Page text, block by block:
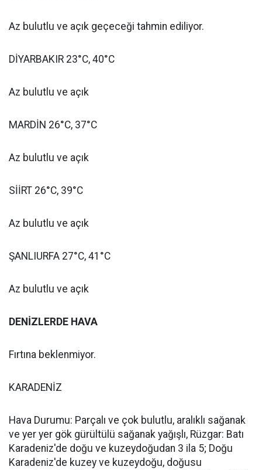
Az bulutlu ve açık geçeceği tahmin ediliyor.
DİYARBAKIR 23°C, 40°C
Az bulutlu ve açık
MARDİN 26°C, 37°C
Az bulutlu ve açık
SİİRT 26°C, 39°C
Az bulutlu ve açık
ŞANLIURFA 27°C, 41°C
Az bulutlu ve açık
DENİZLERDE HAVA
Fırtına beklenmiyor.
KARADENİZ
Hava Durumu: Parçalı ve çok bulutlu, aralıklı sağanak
ve yer yer gök gürültülü sağanak yağışlı, Rüzgar: Batı
Karadeniz'de doğu ve kuzeydoğudan 3 ila 5; Doğu
Karadeniz'de kuzey ve kuzeydoğu, doğusu